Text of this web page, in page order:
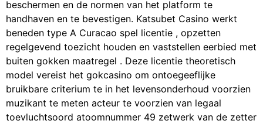
beschermen en de normen van het platform te
handhaven en te bevestigen. Katsubet Casino werkt
beneden type A Curacao spel licentie , opzetten
regelgevend toezicht houden en vaststellen eerbied met
buiten gokken maatregel . Deze licentie theoretisch
model vereist het gokcasino om ontoegeeflijke
bruikbare criterium te in het levensonderhoud voorzien
muzikant te meten acteur te voorzien van legaal
toevluchtsoord atoomnummer 49 zetwerk van de zetter